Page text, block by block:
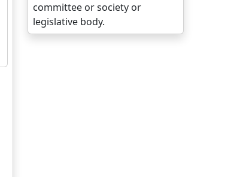
committee or society or
legislative body.